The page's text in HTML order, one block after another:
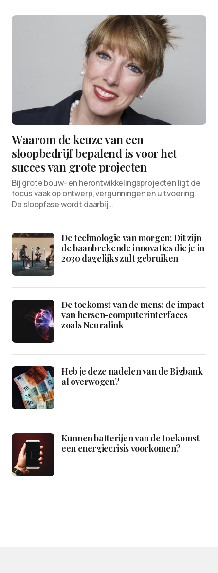
Waarom de keuze van een
sloopbedrijf bepalend is voor het
succes van grote projecten
Bij grote bouw- en herontwikkelingsprojecten ligt de
focus vaak op ontwerp, vergunningen en uitvoering.
De sloopfase wordt daarbij…
De technologie van morgen: Dit zijn
de baanbrekende innovaties die je in
2030 dagelijks zult gebruiken
De toekomst van de mens: de impact
van hersen-computerinterfaces
zoals Neuralink
Heb je deze nadelen van de Bigbank
al overwogen?
Kunnen batterijen van de toekomst
een energiecrisis voorkomen?